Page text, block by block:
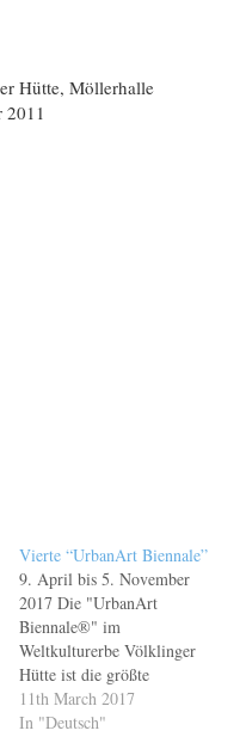
Hütte, Möllerhalle
Vierte “UrbanArt Biennale”
9. April bis 5. November
2017 Die "UrbanArt
Biennale®" im
Weltkulturerbe Völklinger
Hütte ist die größte
Werkschau zur Urban Art in
der Welt. Am Sonntag, dem
11th March 2017
In "Deutsch"